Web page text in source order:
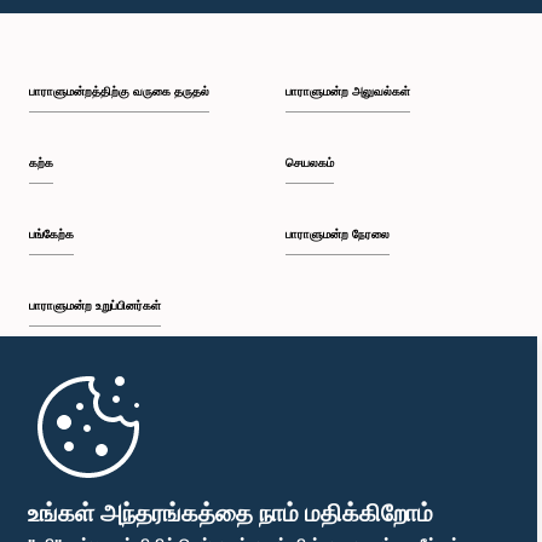
உங்கள் அந்தரங்கத்தை நாம் மதிக்கிறோம்
பி.ப. 1:43 - பி.ப. 1:53
பி.ப. 2:01 - பி.ப. 2:12
பி.ப. 2:20 - பி.ப. 2:29
பாராளுமன்றத்திற்கு வருகை தருதல்
கற்க
பங்கேற்க
பாராளுமன்ற உறுப்பினர்கள்
முதற்பக்கம்
பாராளுமன்ற அலுவல்கள்
செயலகம்
பாராளுமன்ற நேரலை
பாராளுமன்ற கையடக்க செயலி